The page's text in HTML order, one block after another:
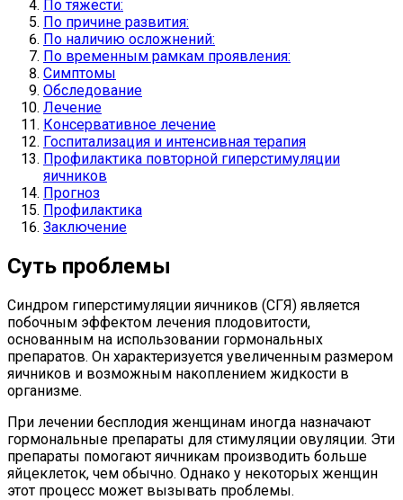
По тяжести:
По причине развития:
По наличию осложнений:
По временным рамкам проявления:
Симптомы
Обследование
Лечение
Консервативное лечение
Госпитализация и интенсивная терапия
Профилактика повторной гиперстимуляции
яичников
Прогноз
Профилактика
Заключение
Суть проблемы
Синдром гиперстимуляции яичников (СГЯ) является
побочным эффектом лечения плодовитости,
основанным на использовании гормональных
препаратов. Он характеризуется увеличенным размером
яичников и возможным накоплением жидкости в
организме.
При лечении бесплодия женщинам иногда назначают
гормональные препараты для стимуляции овуляции. Эти
препараты помогают яичникам производить больше
яйцеклеток, чем обычно. Однако у некоторых женщин
этот процесс может вызывать проблемы.